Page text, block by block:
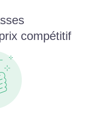
compétitif